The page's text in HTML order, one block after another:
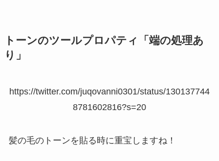
トーンのツールプロパティ「端の処理あ
り」
https://twitter.com/juqovanni0301/status/130137744
8781602816?s=20
髪の毛のトーンを貼る時に重宝しますね！